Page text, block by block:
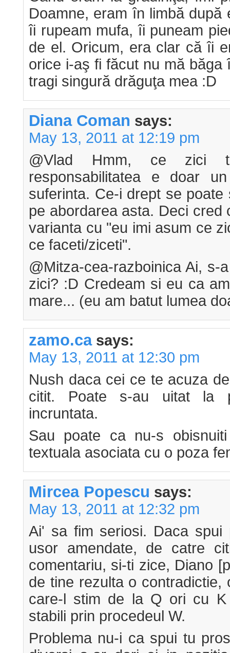
Doamne, eram în limbă
îi rupeam mufa, îi puneam
de el. Oricum, era clar că îi
orice i-aş fi făcut nu mă băga
tragi singură drăguţa mea :D
Diana Coman says:
May 13, 2011 at 12:19 pm
@Vlad Hmm, ce zici
responsabilitatea e doar
suferinta. Ce-i drept se
pe abordarea asta. Deci cred
varianta cu "eu imi asum ce
ce faceti/ziceti".
@Mitza-cea-razboinica Ai, s-
zici? :D Credeam si eu ca
mare... (eu am batut lumea
zamo.ca says:
May 13, 2011 at 12:30 pm
Nush daca cei ce te acuza
citit. Poate s-au uitat la
incruntata.
Sau poate ca nu-s
textuala asociata cu o poza
Mircea Popescu says:
May 13, 2011 at 12:32 pm
Ai' sa fim seriosi. Daca spui
usor amendate, de catre
comentariu, si-ti zice, Diano
de tine rezulta o
care-l stim de la Q ori cu
stabili prin procedeul W.
Problema nu-i ca spui tu